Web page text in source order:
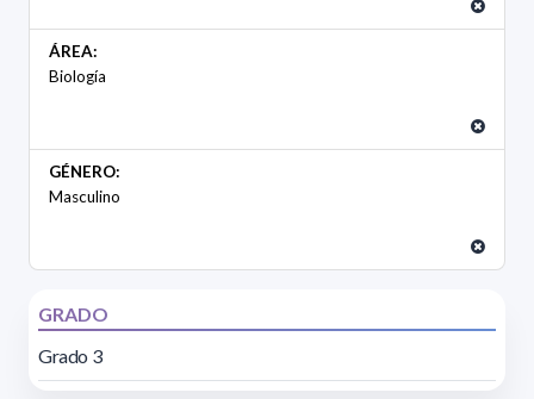
ÁREA:
Biología
GÉNERO:
Masculino
GRADO
Grado 3